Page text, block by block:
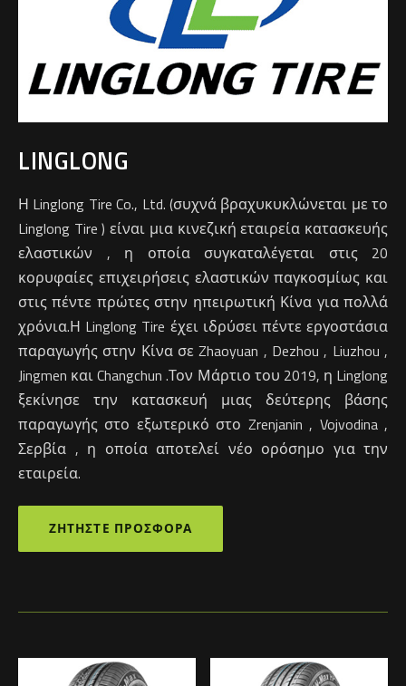
LINGLONG
Η Linglong Tire Co., Ltd. (συχνά βραχυκυκλώνεται με το
Linglong Tire ) είναι μια κινεζική εταιρεία κατασκευής
ελαστικών , η οποία συγκαταλέγεται στις 20
κορυφαίες επιχειρήσεις ελαστικών παγκοσμίως και
στις πέντε πρώτες στην ηπειρωτική Κίνα για πολλά
χρόνια.Η Linglong Tire έχει ιδρύσει πέντε εργοστάσια
παραγωγής στην Κίνα σε Zhaoyuan , Dezhou , Liuzhou ,
Jingmen και Changchun .Τον Μάρτιο του 2019, η Linglong
ξεκίνησε την κατασκευή μιας δεύτερης βάσης
παραγωγής στο εξωτερικό στο Zrenjanin , Vojvodina ,
Σερβία , η οποία αποτελεί νέο ορόσημο για την
εταιρεία.
ΖΗΤΉΣΤΕ ΠΡΟΣΦΟΡΆ
Μοντέλα ελαστικών LINGLONG